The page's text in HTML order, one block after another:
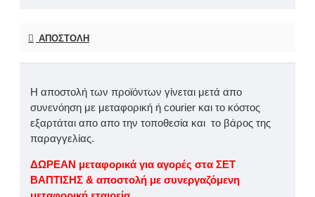
ΑΠΟΣΤΟΛΉ
Η αποστολή των προϊόντων γίνεται μετά απο
συνενόηση με μεταφορική ή courier και το κόστος
εξαρτάται απο απο την τοποθεσία και το βάρος της
παραγγελίας.
ΔΩΡΕΑΝ μεταφορικά για αγορές στα ΣΕΤ
ΒΑΠΤΙΣΗΣ & αποστολή με συνεργαζόμενη